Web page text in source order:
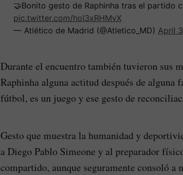
🤝Bonito gesto de Raphinha tras el partido
pic.twitter.com/hoI3xRHMvX
— Atlético de Madrid (@Atletico_MD) April
Durante el encuentro también tuvieron sus
Raphinha alguna actitud después de
fútbol, es un juego y ese gesto de
Gesto que muestra la humanidad y
a Diego Pablo Simeone y al preparador
compartido, aunque seguramente consoló a